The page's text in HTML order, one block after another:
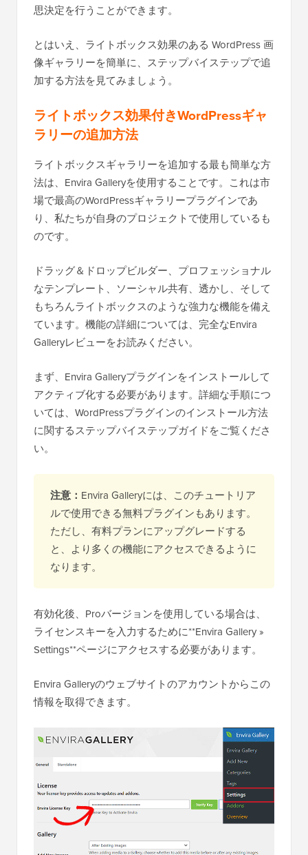
思決定を行うことができます。
とはいえ、ライトボックス効果のある WordPress 画
像ギャラリーを簡単に、ステップバイステップで追
加する方法を見てみましょう。
ライトボックス効果付きWordPressギャ
ラリーの追加方法
ライトボックスギャラリーを追加する最も簡単な方
法は、Envira Galleryを使用することです。これは市
場で最高のWordPressギャラリープラグインであ
り、私たちが自身のプロジェクトで使用しているも
のです。
ドラッグ＆ドロップビルダー、プロフェッショナル
なテンプレート、ソーシャル共有、透かし、そして
もちろんライトボックスのような強力な機能を備え
ています。機能の詳細については、完全なEnvira
Galleryレビューをお読みください。
まず、Envira Galleryプラグインをインストールして
アクティブ化する必要があります。詳細な手順につ
いては、WordPressプラグインのインストール方法
に関するステップバイステップガイドをご覧くださ
い。
注意： Envira Galleryには、このチュートリア
ルで使用できる無料プラグインもあります。
ただし、有料プランにアップグレードする
と、より多くの機能にアクセスできるように
なります。
有効化後、Proバージョンを使用している場合は、
ライセンスキーを入力するために**Envira Gallery »
Settings**ページにアクセスする必要があります。
Envira Galleryのウェブサイトのアカウントからこの
情報を取得できます。